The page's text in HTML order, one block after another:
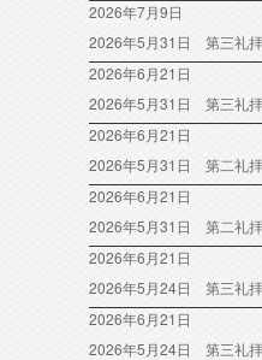
2026年7月9日
2026年5月31日 第三礼
2026年6月21日
2026年5月31日 第三礼
2026年6月21日
2026年5月31日 第二礼
2026年6月21日
2026年5月31日 第二礼
2026年6月21日
2026年5月24日 第三礼拝
2026年6月21日
2026年5月24日 第三礼